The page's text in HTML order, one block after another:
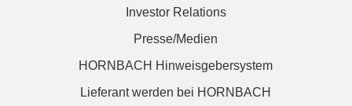
Investor Relations
Presse/Medien
HORNBACH Hinweisgebersystem
Lieferant werden bei HORNBACH